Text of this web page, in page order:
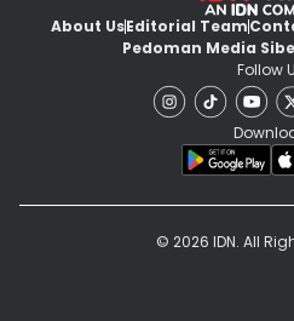
About UsEditorial Team
Pedoman Media
Follow
© 2026 IDN. All